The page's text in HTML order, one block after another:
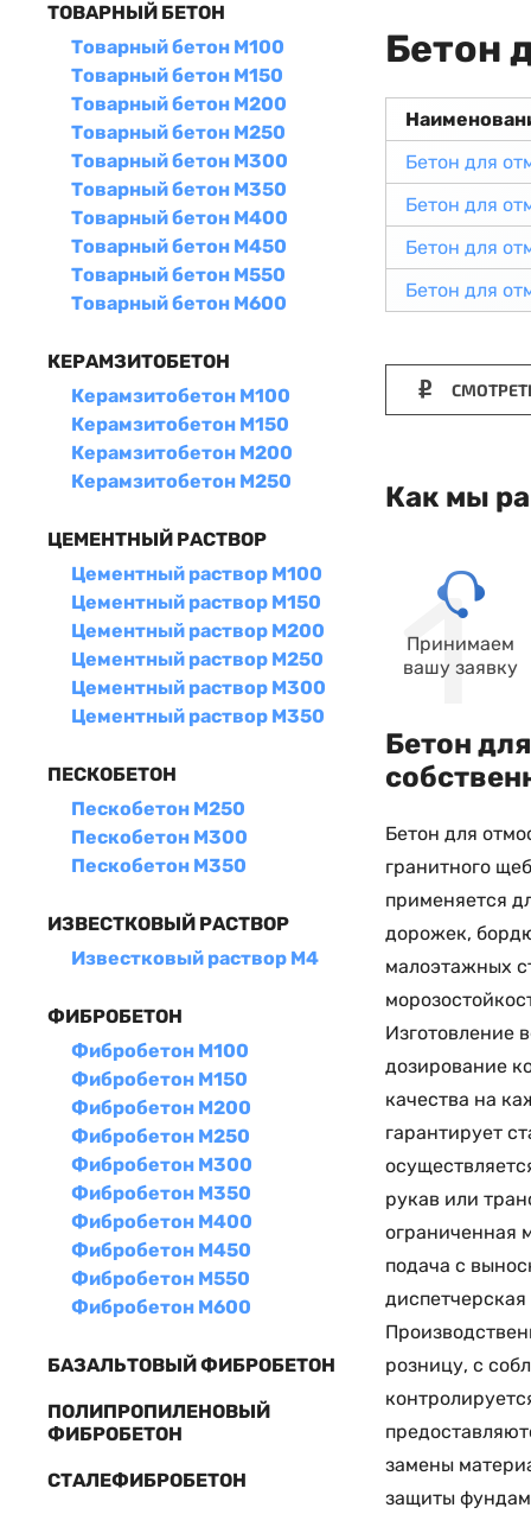
ТОВАРНЫЙ БЕТОН
Товарный бетон М100
Товарный бетон М150
Товарный бетон М200
Товарный бетон М250
Товарный бетон М300
Товарный бетон М350
Товарный бетон М400
Товарный бетон М450
Товарный бетон М550
Товарный бетон М600
КЕРАМЗИТОБЕТОН
Керамзитобетон М100
Керамзитобетон М150
Керамзитобетон М200
Керамзитобетон М250
ЦЕМЕНТНЫЙ РАСТВОР
Цементный раствор М100
Цементный раствор М150
Цементный раствор М200
Цементный раствор М250
Цементный раствор М300
Цементный раствор М350
ПЕСКОБЕТОН
Пескобетон М250
Пескобетон М300
Пескобетон М350
ИЗВЕСТКОВЫЙ РАСТВОР
Известковый раствор М4
ФИБРОБЕТОН
Фибробетон М100
Фибробетон М150
Фибробетон М200
Фибробетон М250
Фибробетон М300
Фибробетон М350
Фибробетон М400
Фибробетон М450
Фибробетон М550
Фибробетон М600
БАЗАЛЬТОВЫЙ ФИБРОБЕТОН
ПОЛИПРОПИЛЕНОВЫЙ
ФИБРОБЕТОН
СТАЛЕФИБРОБЕТОН
Бетон
Бетон для
Бетон для
Бетон для
Бетон для
Как мы
Принимаем
вашу заявку
Бетон
Бетон для
гранитного
применяется
дорожек,
малоэтажных
Изготовление
дозирование
качества на
гарантирует
рукав или
ограниченная
подача с
розницу, с
замены
защиты